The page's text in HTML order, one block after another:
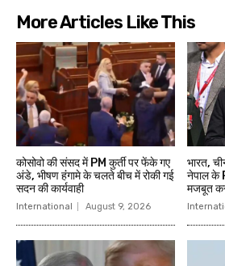
More Articles Like This
कोसोवो की संसद में PM कुर्ती पर फेंके गए
अंडे, भीषण हंंगामे के चलते बीच में रोकी गई
सदन की कार्यवाही
International August 9, 2026
भारत,
नेपाल के
मजबूत